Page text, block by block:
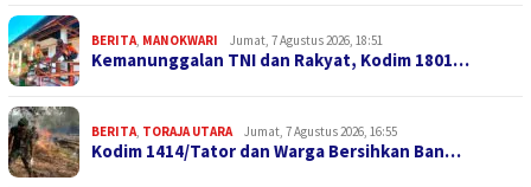
BERITA MANOKWARI Jumat, 7 Agustus 2026, 18:51
Kemanunggalan TNI dan Rakyat, Kodim 1801…
BERITA TORAJA UTARA Jumat, 7 Agustus 2026, 16:55
Kodim 1414/Tator dan Warga Bersihkan Ban…